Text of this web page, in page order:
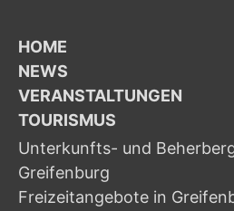
HOME
NEWS
VERANSTALTUNGEN
TOURISMUS
Unterkunfts- und
Greifenburg
Freizeitangebote in